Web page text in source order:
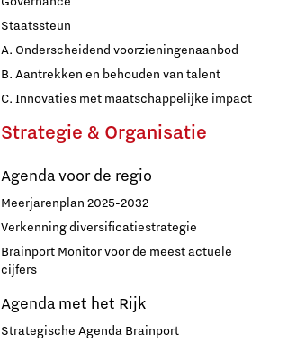
Staatssteun
A. Onderscheidend voorzieningenaanbod
B. Aantrekken en behouden van talent
C. Innovaties met maatschappelijke impact
Strategie & Organisatie
Agenda voor de regio
Meerjarenplan 2025-2032
Verkenning diversificatiestrategie
Brainport Monitor voor de meest actuele
cijfers
Agenda met het Rijk
Strategische Agenda Brainport